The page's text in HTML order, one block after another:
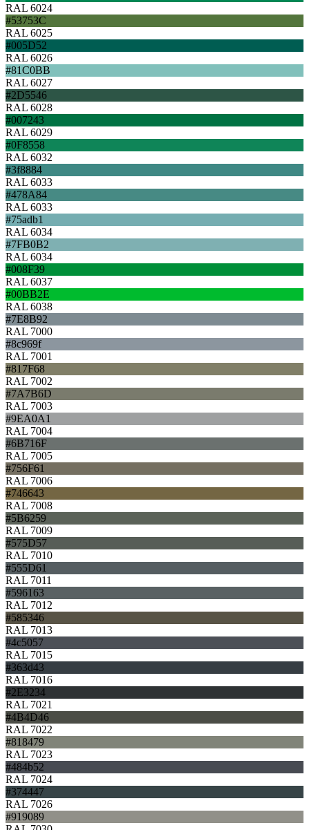
RAL 6024
#53753C
RAL 6025
#005D52
RAL 6026
#81C0BB
RAL 6027
#2D5546
RAL 6028
#007243
RAL 6029
#0F8558
RAL 6032
#3f8884
RAL 6033
#478A84
RAL 6033
#75adb1
RAL 6034
#7FB0B2
RAL 6034
#008F39
RAL 6037
#00BB2E
RAL 6038
#7E8B92
RAL 7000
#8c969f
RAL 7001
#817F68
RAL 7002
#7A7B6D
RAL 7003
#9EA0A1
RAL 7004
#6B716F
RAL 7005
#756F61
RAL 7006
#746643
RAL 7008
#5B6259
RAL 7009
#575D57
RAL 7010
#555D61
RAL 7011
#596163
RAL 7012
#585346
RAL 7013
#4c5057
RAL 7015
#363d43
RAL 7016
#2E3234
RAL 7021
#4B4D46
RAL 7022
#818479
RAL 7023
#484b52
RAL 7024
#374447
RAL 7026
#919089